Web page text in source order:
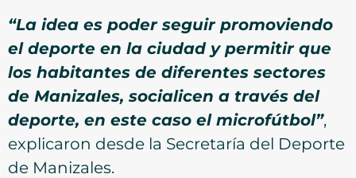
“La idea es poder seguir promoviendo
el deporte en la ciudad y permitir que
los habitantes de diferentes sectores
de Manizales, socialicen a través del
deporte, en este caso el microfútbol”,
explicaron desde la Secretaría del Deporte
de Manizales.